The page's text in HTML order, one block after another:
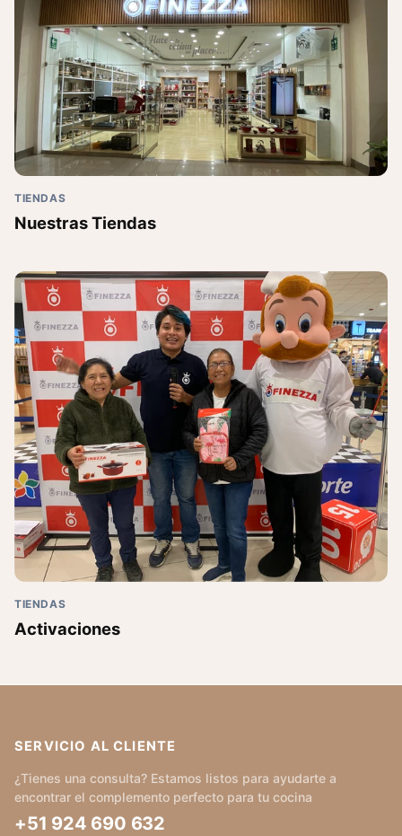
TIENDAS
Nuestras Tiendas
TIENDAS
Activaciones
SERVICIO AL CLIENTE
¿Tienes una consulta? Estamos listos para ayudarte a
encontrar el complemento perfecto para tu cocina
+51 924 690 632